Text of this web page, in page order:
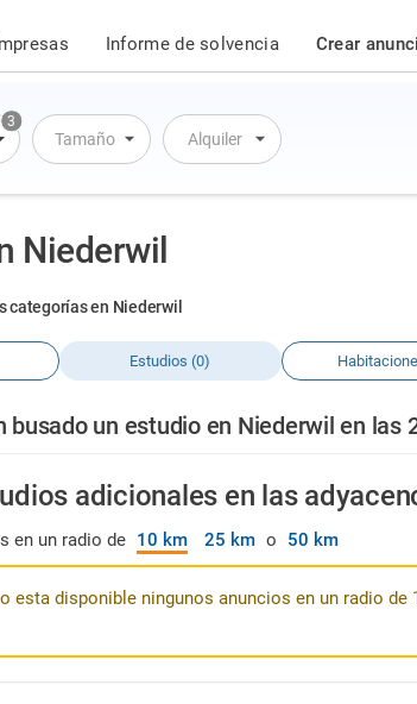
Informe de solvencia Crear
3
, Alquiler por día
Tamaño Alquiler
Niederwil
categorías en Niederwil
Estudios (0)
busado un estudio en Niederwil en las
adicionales en las
en un radio de 10 km 25 km o 50 km
esta disponible ningunos anuncios en un radio de